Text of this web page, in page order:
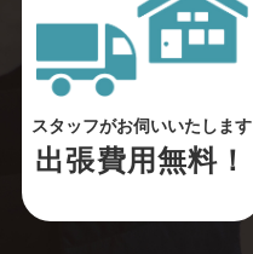
スタッフがお伺いいたします
出張費用無料！